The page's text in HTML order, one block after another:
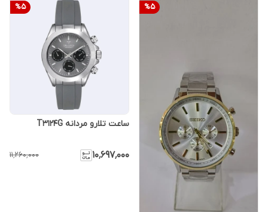
%5
%5
ساعت تلارو مردانه T3124G
۱۰٬۶۹۷٬۰۰۰ ۱۱٬۲۶۰٬۰۰۰